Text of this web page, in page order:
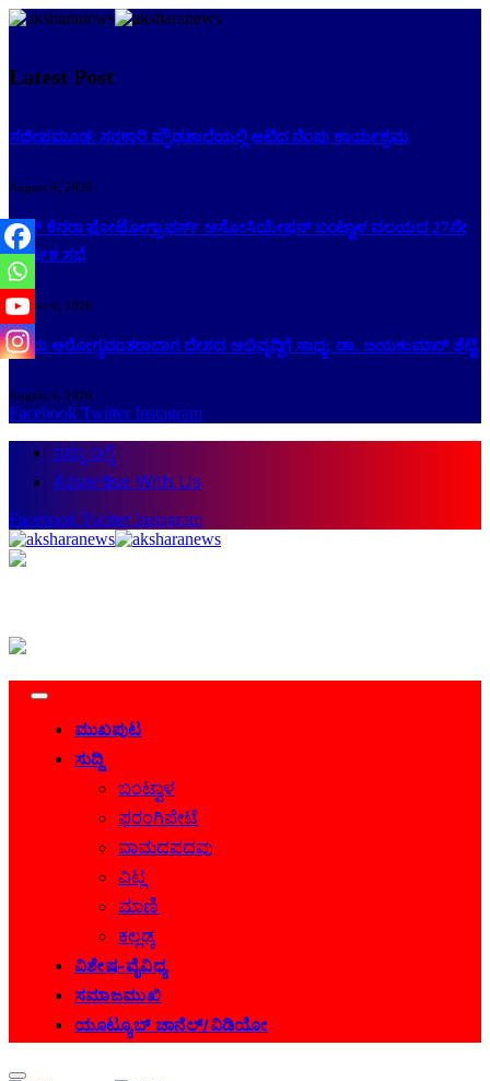
Latest Post
ಸಜೀಪಮೂಡ: ಸರಕಾರಿ ಪ್ರೌಢಶಾಲೆಯಲ್ಲಿ ಆಟಿದ ನೆಂಪು ಕಾರ್ಯಕ್ರಮ
August 8, 2026
ಸೌತ್ ಕೆನರಾ ಫೋಟೋಗ್ರಾಫರ್ಸ್ ಅಸೋಸಿಯೇಷನ್ ಬಂಟ್ವಾಳ ವಲಯದ 27ನೇ
ವಾರ್ಷಿಕ ಸಭೆ
August 6, 2026
ಜನರು ಆರೋಗ್ಯವಂತರಾದಾಗ ದೇಶದ ಅಭಿವೃದ್ಧಿಗೆ ಸಾಧ್ಯ: ಡಾ. ಜಯಕುಮಾರ್ ಶೆಟ್ಟಿ
August 5, 2026
Facebook Twitter Instagram
ನಮ್ಮ ಬಗ್ಗೆ
Advertise With Us
Facebook Twitter Instagram
ಮುಖಪುಟ
ಸುದ್ದಿ
ಬಂಟ್ವಾಳ
ಫರಂಗಿಪೇಟೆ
ವಾಮದಪದವು
ವಿಟ್ಲ
ಮಾಣಿ
ಕಲ್ಲಡ್ಕ
ವಿಶೇಷ-ವೈವಿಧ್ಯ
ಸಮಾಜಮುಖಿ
ಯೂಟ್ಯೂಬ್ ಚಾನೆಲ್/ವಿಡಿಯೋ